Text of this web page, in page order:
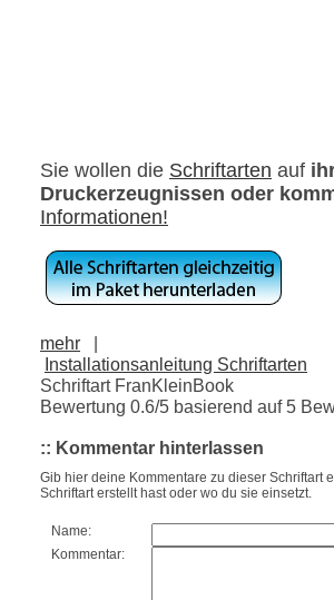
Sie wollen die Schriftarten auf
Druckerzeugnissen oder
Informationen!
mehr
|
Installationsanleitung Schriftarten
Schriftart FranKleinBook
Bewertung 0.6/5 basierend auf 5
:: Kommentar hinterlassen
Gib hier deine Kommentare zu dieser Schriftart
Schriftart erstellt hast oder wo du sie einsetzt.
Name:
Kommentar: